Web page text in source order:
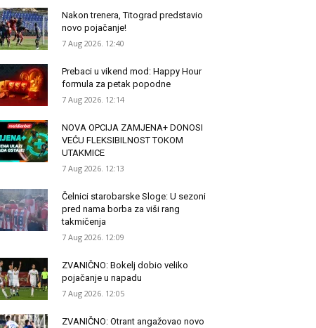
Nakon trenera, Titograd predstavio
novo pojačanje!
7 Aug 2026. 12:40
Prebaci u vikend mod: Happy Hour
formula za petak popodne
7 Aug 2026. 12:14
NOVA OPCIJA ZAMJENA+ DONOSI
VEĆU FLEKSIBILNOST TOKOM
UTAKMICE
7 Aug 2026. 12:13
Čelnici starobarske Sloge: U sezoni
pred nama borba za viši rang
takmičenja
7 Aug 2026. 12:09
ZVANIČNO: Bokelj dobio veliko
pojačanje u napadu
7 Aug 2026. 12:05
ZVANIČNO: Otrant angažovao novo